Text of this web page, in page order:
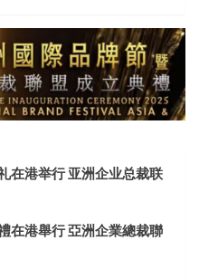
在港举行 亚洲企业总裁联
在港舉行 亞洲企業總裁聯